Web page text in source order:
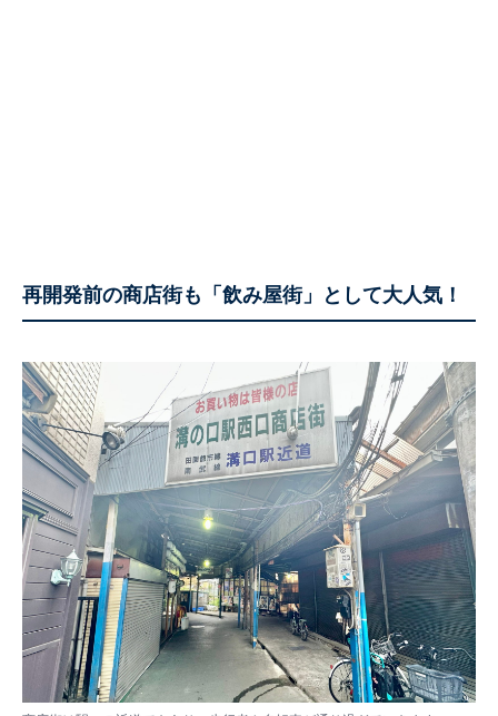
再開発前の商店街も「飲み屋街」として大人気！